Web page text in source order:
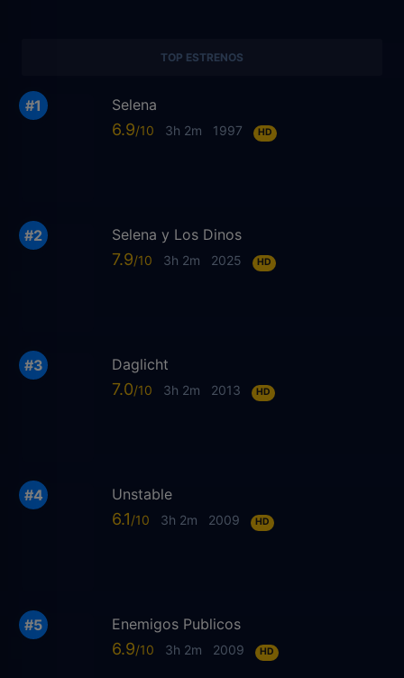
TOP ESTRENOS
Selena
6.9 3h 2m 1997 HD
Selena y Los Dinos
7.9 3h 2m 2025 HD
Daglicht
7.0 3h 2m 2013 HD
Unstable
6.1 3h 2m 2009 HD
Enemigos Publicos
6.9 3h 2m 2009 HD